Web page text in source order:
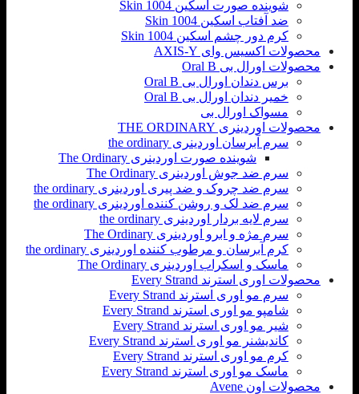
شوینده صورت اسکین Skin 1004
ضد آفتاب اسکین Skin 1004
کرم دور چشم اسکین Skin 1004
محصولات اکسیس وای AXIS-Y
محصولات اورال بی Oral B
برس دندان اورال بی Oral B
خمیر دندان اورال بی Oral B
مسواک اورال بی
محصولات اوردینری THE ORDINARY
سرم آبرسان اوردینری the ordinary
شوینده صورت اوردینری The Ordinary
سرم ضد جوش اوردینری The Ordinary
سرم ضد چروک و ضد پیری اوردینری the ordinary
سرم ضد لک و روشن کننده اوردینری the ordinary
سرم لایه بردار اوردینری the ordinary
سرم مژه و ابرو اوردینری The Ordinary
کرم آبرسان و مرطوب کننده اوردینری the ordinary
ماسک و اسکراب اوردینری The Ordinary
محصولات اوری استرند Every Strand
سرم مو اوری استرند Every Strand
شامپو مو اوری استرند Every Strand
شیر مو اوری استرند Every Strand
کاندیشنر مو اوری استرند Every Strand
کرم مو اوری استرند Every Strand
ماسک مو اوری استرند Every Strand
محصولات اون Avene